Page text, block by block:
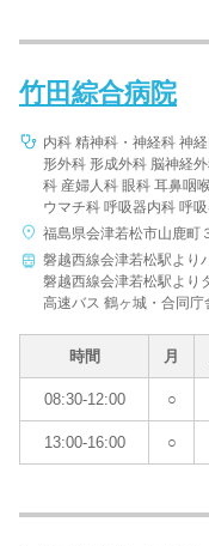
竹田綜合病院
内科 精神科・神経科 神
形外科 形成外科 脳神経
科 産婦人科 眼科 耳鼻咽
ウマチ科 呼吸器内科 呼
福島県会津若松市山鹿町
磐越西線会津若松駅より
磐越西線会津若松駅より
高速バス 鶴ヶ城・合同
時間 月
08:30-12:00 ○
13:00-16:00 ○